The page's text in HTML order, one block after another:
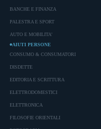
BANCHE E FINANZA
PALESTRA E SPORT
AUTO E MOBILITA'
AIUTI PERSONE
CONSUMO & CONSUMATORI
DISDETTE
EDITORIA E SCRITTURA
ELETTRODOMESTICI
ELETTRONICA
FILOSOFIE ORIENTALI